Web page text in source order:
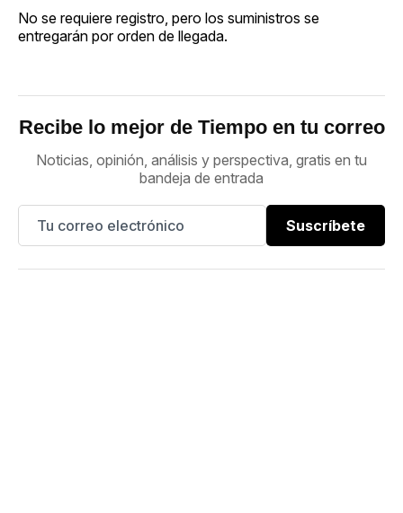
No se requiere registro, pero los suministros se
entregarán por orden de llegada.
Recibe lo mejor de Tiempo en tu correo
Noticias, opinión, análisis y perspectiva, gratis en tu
bandeja de entrada
Suscríbete